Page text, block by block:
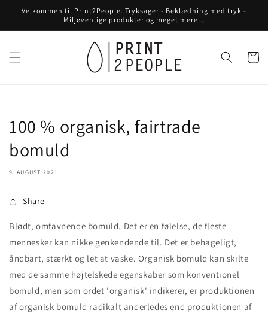
Gå til
Velkommen til Print2People. Tryksager - Beklædning med tryk -
Miljøvenlige produkter og meget mere...
100 % organisk, fairtrade
bomuld
9. AUGUST 2021
Share
Blødt, omfavnende bomuld. Det er en følelse, de fleste
mennesker kan nikke genkendende til. Det er behageligt,
åndbart, stærkt og let at vaske. Organisk bomuld kan skilte
med de samme højtelskede egenskaber som konventionel
bomuld, men som ordet 'organisk' indikerer, er produktionen
af organisk bomuld radikalt anderledes end produktionen af